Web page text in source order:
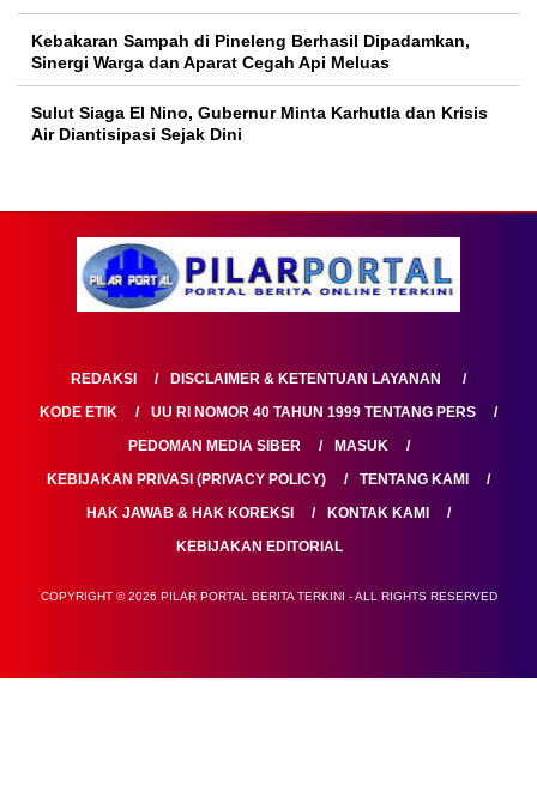
Kebakaran Sampah di Pineleng Berhasil Dipadamkan,
Sinergi Warga dan Aparat Cegah Api Meluas
Sulut Siaga El Nino, Gubernur Minta Karhutla dan Krisis
Air Diantisipasi Sejak Dini
REDAKSI
DISCLAIMER & KETENTUAN LAYANAN
KODE ETIK
UU RI NOMOR 40 TAHUN 1999 TENTANG PERS
PEDOMAN MEDIA SIBER
MASUK
KEBIJAKAN PRIVASI (PRIVACY POLICY)
TENTANG KAMI
HAK JAWAB & HAK KOREKSI
KONTAK KAMI
KEBIJAKAN EDITORIAL
COPYRIGHT © 2026 PILAR PORTAL BERITA TERKINI - ALL RIGHTS RESERVED